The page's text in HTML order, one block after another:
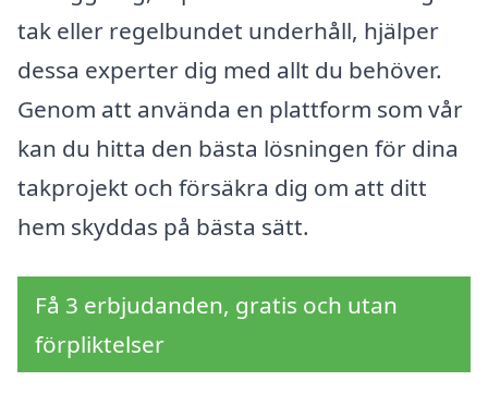
tak eller regelbundet underhåll, hjälper
dessa experter dig med allt du behöver.
Genom att använda en plattform som vår
kan du hitta den bästa lösningen för dina
takprojekt och försäkra dig om att ditt
hem skyddas på bästa sätt.
Få 3 erbjudanden, gratis och utan
förpliktelser